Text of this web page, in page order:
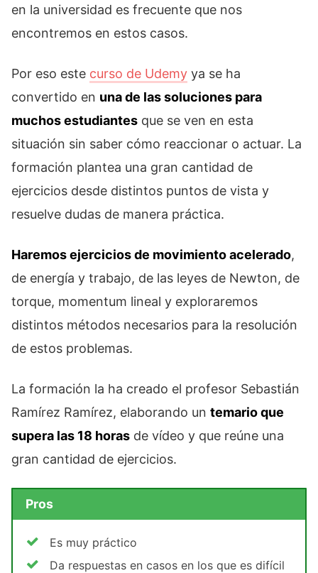
en la universidad es frecuente que nos
encontremos en estos casos.
Por eso este curso de Udemy ya se ha
convertido en una de las soluciones para
muchos estudiantes que se ven en esta
situación sin saber cómo reaccionar o actuar. La
formación plantea una gran cantidad de
ejercicios desde distintos puntos de vista y
resuelve dudas de manera práctica.
Haremos ejercicios de movimiento acelerado,
de energía y trabajo, de las leyes de Newton, de
torque, momentum lineal y exploraremos
distintos métodos necesarios para la resolución
de estos problemas.
La formación la ha creado el profesor Sebastián
Ramírez Ramírez, elaborando un temario que
supera las 18 horas de vídeo y que reúne una
gran cantidad de ejercicios.
Pros
Es muy práctico
Da respuestas en casos en los que es difícil